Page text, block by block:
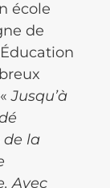
école
de
Jusqu’à
de la
Avec